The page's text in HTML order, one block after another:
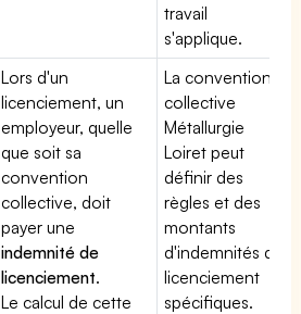
travail
s'applique.
Lors d'un
licenciement, un
employeur, quelle
que soit sa
convention
collective, doit
payer une
indemnité de
licenciement.
Le calcul de cette
La convention
collective
Métallurgie
Loiret peut
définir des
règles et des
montants
d'indemnités de
licenciement
spécifiques.